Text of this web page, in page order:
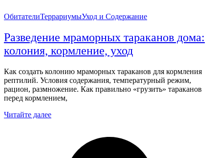
ОбитателиТеррариумыУход и Содержание
Разведение мраморных тараканов дома:
колония, кормление, уход
Как создать колонию мраморных тараканов для кормления
рептилий. Условия содержания, температурный режим,
рацион, размножение. Как правильно «грузить» тараканов
перед кормлением,
Читайте далее